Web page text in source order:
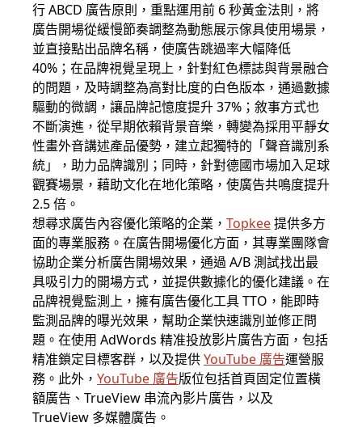
行 ABCD 廣告原則，重點運用前 6 秒黃金法則，將
廣告開場從緩慢節奏調整為動態展示傢具使用場景，
並直接點出品牌名稱，使廣告跳過率大幅降低
40%；在品牌視覺呈現上，針對紅色標誌與背景融合
的問題，及時調整為高對比度的白色版本，通過數據
驅動的微調，讓品牌記憶度提升 37%；敘事方式也
不斷演進，從早期依賴背景音樂，轉變為採用平靜女
性畫外音講述產品優勢，建立起獨特的「聲音識別系
統」，助力品牌識別；同時，針對德國市場加入足球
觀賽場景，藉助文化在地化策略，使廣告共鳴度提升
2.5 倍。
想尋求廣告內容優化策略的企業， Topkee提供多方
面的專業服務。在廣告開場優化方面，其專業團隊會
協助企業分析廣告開場效果，通過 A/B 測試找出最
具吸引力的開場方式，並提供數據化的優化建議。在
品牌視覺監測上，擁有廣告優化工具 TTO，能即時
監測品牌的曝光效果，幫助企業快速識別並修正問
題。在使用 AdWords 精准投放影片廣告方面，包括
精准鎖定目標客群，以及提供YouTube 廣告運營服
務。此外， YouTube 廣告版位包括首頁固定位置橫
額廣告、TrueView 串流內影片廣告，以及
TrueView 多媒體廣告。